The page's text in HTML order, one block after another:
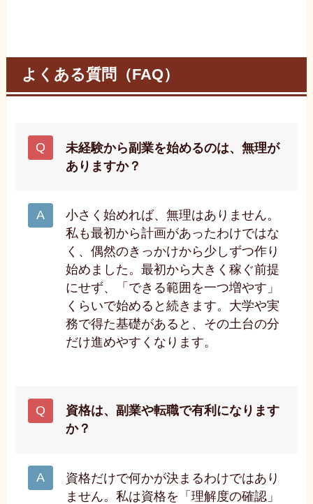
よくある質問（FAQ）
未経験から副業を始めるのは、無理が
ありますか？
小さく始めれば、無理はありません。
私も最初から計画があったわけではな
く、偶然のきっかけから少しずつ作り
始めました。最初から大きく稼ぐ前提
にせず、「できる範囲を一つ増やす」
くらいで始めると続きます。大学や実
務で得た基礎があると、その土台の分
だけ進めやすくなります。
資格は、副業や転職で有利になります
か？
資格だけで何かが決まるわけではあり
ません。私は資格を「理解度の確認」